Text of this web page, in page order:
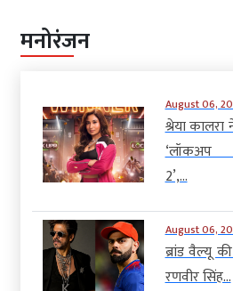
मनोरंजन
August 06,
श्रेया कालरा
‘लॉकअप
2’,...
August 06,
ब्रांड वैल्यू
रणवीर सिंह...